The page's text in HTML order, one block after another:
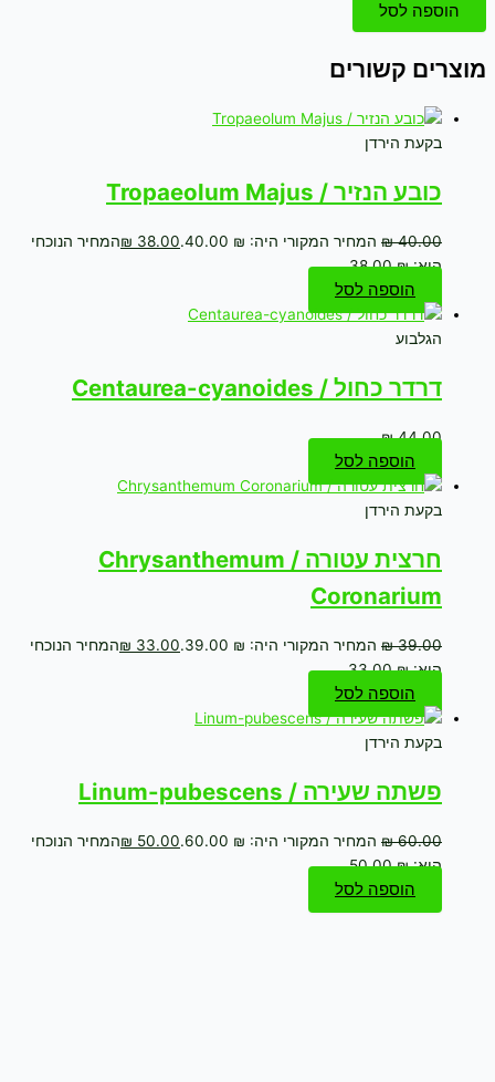
הוספה לסל
מוצרים קשורים
בקעת הירדן
כובע הנזיר / Tropaeolum Majus
₪40.00 המחיר המקורי היה: ₪ 40.00. ₪ 38.00
המחיר הנוכחי
הוא: ₪ 38.00.
הוספה לסל
הגלבוע
דרדר כחול / Centaurea-cyanoides
₪44.00
הוספה לסל
בקעת הירדן
חרצית עטורה / Chrysanthemum
Coronarium
₪39.00 המחיר המקורי היה: ₪ 39.00. ₪ 33.00
המחיר הנוכחי
הוא: ₪ 33.00.
הוספה לסל
בקעת הירדן
פשתה שעירה / Linum-pubescens
₪60.00 המחיר המקורי היה: ₪ 60.00. ₪ 50.00
המחיר הנוכחי
הוא: ₪ 50.00.
הוספה לסל